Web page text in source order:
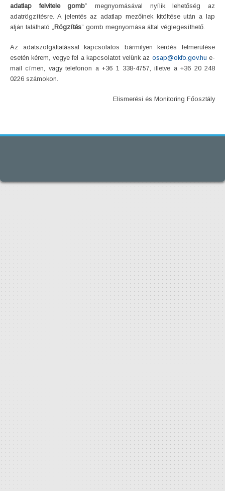
adatlap felvitele gomb” megnyomásával nyílik lehetőség az
adatrögzítésre. A jelentés az adatlap mezőinek kitöltése után a lap
alján található „Rögzítés” gomb megnyomása által véglegesíthető.
Az adatszolgáltatással kapcsolatos bármilyen kérdés felmerülése
esetén kérem, vegye fel a kapcsolatot velünk az osap@okfo.gov.hu e-
mail címen, vagy telefonon a +36 1 338-4757, illetve a +36 20 248
0226 számokon.
Elismerési és Monitoring Főosztály